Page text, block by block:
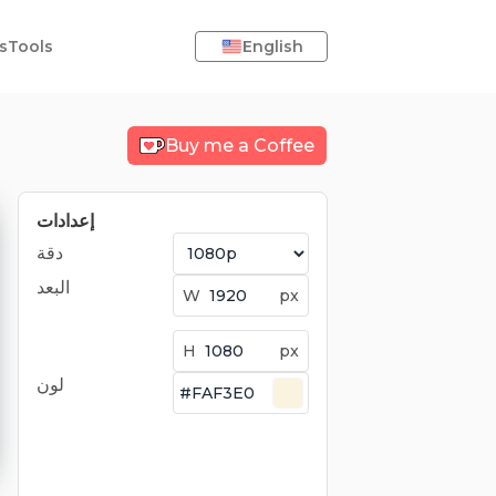
Tools English
Buy me a Coffee
إعدادات
دقة
البعد
W px
H px
لون